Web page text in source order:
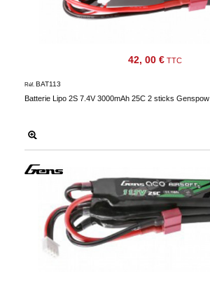
42, 00 € TTC
Batterie Lipo 2S 7.4V 3000mAh 25C 2 sticks Genspow
Réf. BAT113